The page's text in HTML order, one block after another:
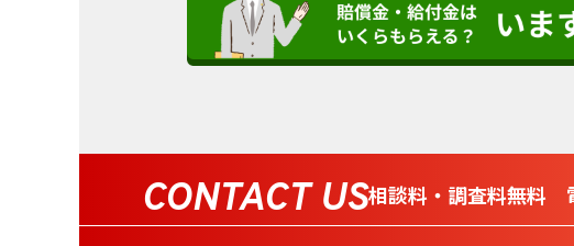
CONTACT US相談料・調査料無料